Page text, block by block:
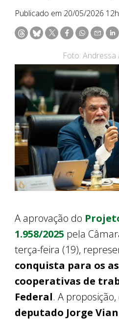
Publicado em 20/05/2026
Foto: Andressa
A aprovação do
1.958/2025 pela
terça-feira (19),
conquista para os
cooperativas de
Federal. A
deputado Jorge